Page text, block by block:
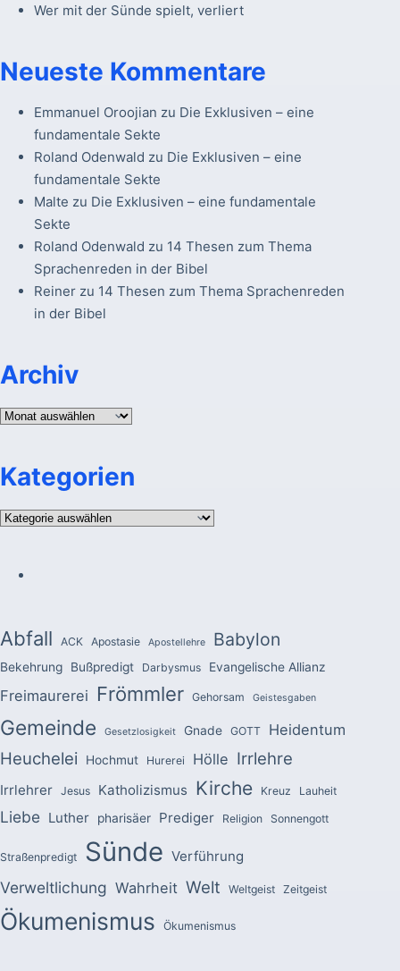
Wer mit der Sünde spielt, verliert
Neueste Kommentare
Emmanuel Oroojian zu Die Exklusiven – eine
fundamentale Sekte
Roland Odenwald zu Die Exklusiven – eine
fundamentale Sekte
Malte zu Die Exklusiven – eine fundamentale
Sekte
Roland Odenwald zu 14 Thesen zum Thema
Sprachenreden in der Bibel
Reinerzu 14 Thesen zum Thema Sprachenreden
in der Bibel
Archiv
Archiv
Kategorien
Kategorien
Abfall ACK Apostasie Apostellehre Babylon
Bekehrung Bußpredigt Darbysmus Evangelische Allianz
Freimaurerei Frömmler Gehorsam Geistesgaben
Gemeinde Gesetzlosigkeit Gnade GOTT Heidentum
Heuchelei Hochmut Hurerei Hölle Irrlehre
Irrlehrer Jesus Katholizismus Kirche Kreuz Lauheit
Liebe Luther pharisäer Prediger Religion Sonnengott
Straßenpredigt Sünde Verführung
Verweltlichung Wahrheit Welt Weltgeist Zeitgeist
Ökumenismus Ökumenismus